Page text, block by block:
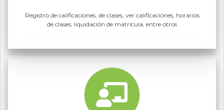
Registro de calificaciones, de clases, ver calificaciones, horarios
de clases, liquidación de matrícula, entre otros